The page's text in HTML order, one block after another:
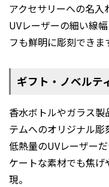
アクセサリーへの名入
UVレーザーの細い線
フも鮮明に彫刻できま
ギフト・ノベルテ
香水ボトルやガラス製
テムへのオリジナル彫
低熱量のUVレーザー
ケートな素材でも焦
現。